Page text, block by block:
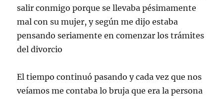
salir conmigo porque se llevaba pésimamente
mal con su mujer, y según me dijo estaba
pensando seriamente en comenzar los trámites
del divorcio
El tiempo continuó pasando y cada vez que nos
veíamos me contaba lo bruja que era la persona